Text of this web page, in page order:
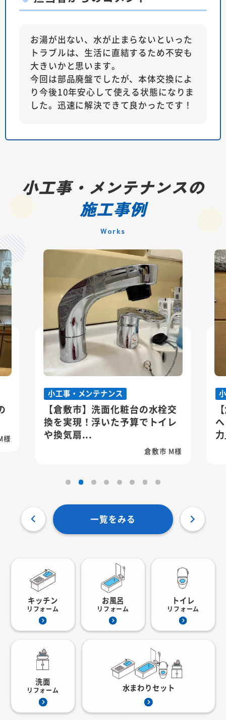
お湯が出ない、水が止まらないといった
トラブルは、生活に直結するため不安も
大きいかと思います。
今回は部品廃盤でしたが、本体交換によ
り今後10年安心して使える状態になりま
した。迅速に解決できて良かったです！
小工事・メンテナンスの
施工事例
Works
様
小工事・メンテナンス
【倉敷市】洗面化粧台の水栓交
換を実現！浮いた予算でトイレ
や換気扇...
倉敷市 M様
一覧をみる
キッチン
リフォーム
お風呂
リフォーム
トイレ
リフォーム
洗面
リフォーム 水まわりセット